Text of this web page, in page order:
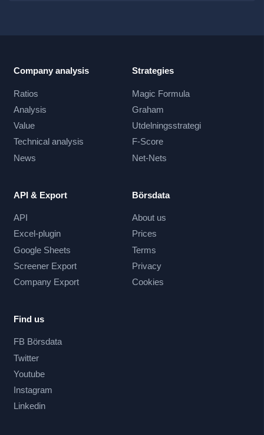
Company analysis
Ratios
Analysis
Value
Technical analysis
News
Strategies
Magic Formula
Graham
Utdelningsstrategi
F-Score
Net-Nets
API & Export
API
Excel-plugin
Google Sheets
Screener Export
Company Export
Börsdata
About us
Prices
Terms
Privacy
Cookies
Find us
FB Börsdata
Twitter
Youtube
Instagram
Linkedin